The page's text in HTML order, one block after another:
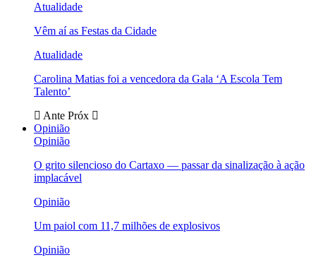
Atualidade
Vêm aí as Festas da Cidade
Atualidade
Carolina Matias foi a vencedora da Gala ‘A Escola Tem
Talento’
Ante Próx
Opinião
Opinião
O grito silencioso do Cartaxo — passar da sinalização à ação
implacável
Opinião
Um paiol com 11,7 milhões de explosivos
Opinião